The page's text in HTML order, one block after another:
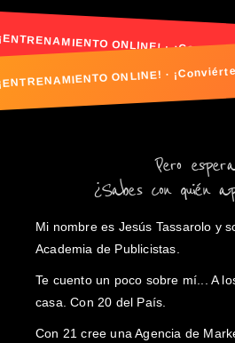
ONLINE! ·
ONLINE! ·
Pero
¿Sabes con quién
Mi nombre es Jesús Tassarolo y
Academia de Publicistas.
Te cuento un poco sobre mí... A
casa. Con 20 del País.
Con 21 cree una Agencia de